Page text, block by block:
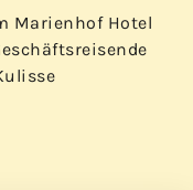
Marienhof Hotel